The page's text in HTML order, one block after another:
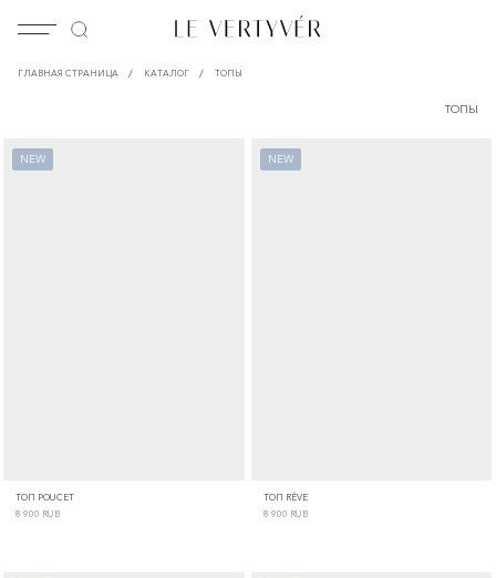
ГЛАВНАЯ СТРАНИЦА / КАТАЛОГ / ТОПЫ
ТОПЫ
NEW
ТОП POUCET
8 900 RUB
NEW
ТОП RÊVE
8 900 RUB